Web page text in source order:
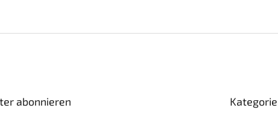
abonnieren
überspringen